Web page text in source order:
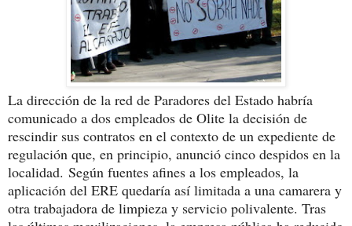
La dirección de la red de Paradores del Estado habría
comunicado a dos empleados de Olite la decisión de
rescindir sus contratos en el contexto de un expediente de
regulación que, en principio, anunció cinco despidos en la
localidad. Según fuentes afines a los empleados, la
aplicación del ERE quedaría así limitada a una camarera y
otra trabajadora de limpieza y servicio polivalente. Tras